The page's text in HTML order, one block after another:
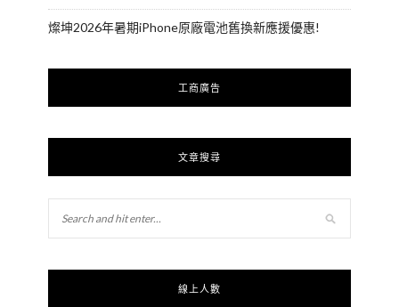
燦坤2026年暑期iPhone原廠電池舊換新應援優惠!
工商廣告
文章搜尋
線上人數